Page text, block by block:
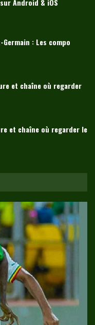
Android & iOS
: Les compo
et chaîne où regarder
et chaîne où regarder le